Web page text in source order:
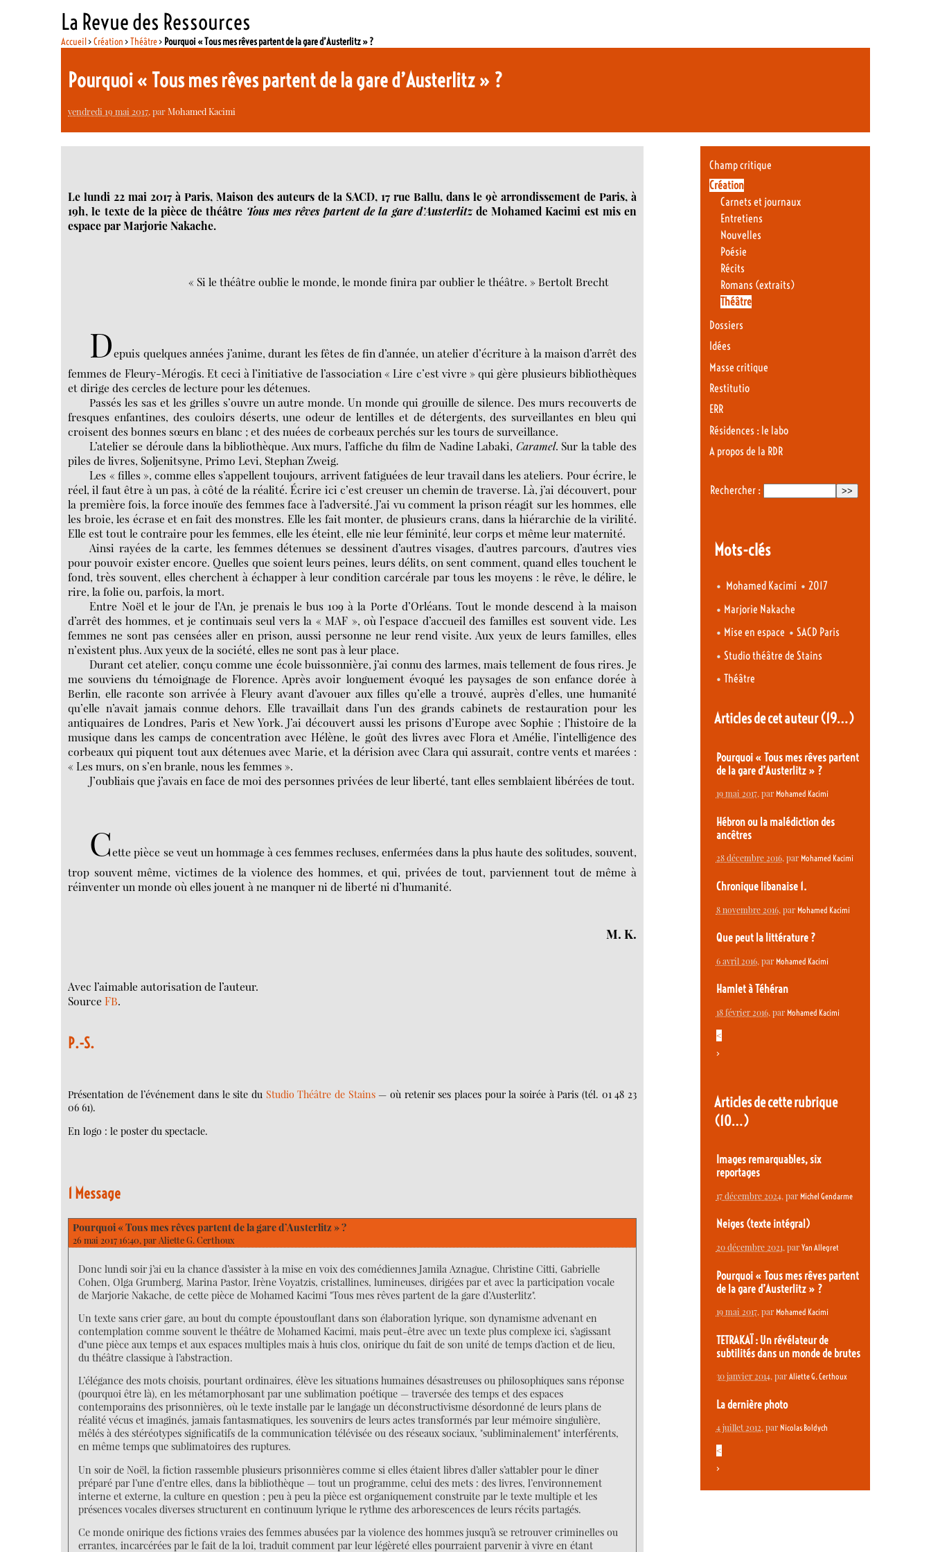
La Revue des Ressources
Accueil>Création >Théâtre> Pourquoi « Tous mes rêves partent de la gare d’Austerlitz » ?
Pourquoi « Tous mes rêves partent de la gare d’Austerlitz » ?
vendredi 19 mai 2017, parMohamed Kacimi
Le lundi 22 mai 2017 à Paris, Maison des auteurs de la SACD, 17 rue Ballu, dans le 9è arrondissement de Paris, à
19h, le texte de la pièce de théâtre Tous mes rêves partent de la gare d’Austerlitzde Mohamed Kacimi est mis en
espace par Marjorie Nakache.
« Si le théâtre oublie le monde, le monde finira par oublier le théâtre. » Bertolt Brecht
Depuis quelques années j’anime, durant les fêtes de fin d’année, un atelier d’écriture à la maison d’arrêt des
femmes de Fleury-Mérogis. Et ceci à l’initiative de l’association « Lire c’est vivre » qui gère plusieurs bibliothèques
et dirige des cercles de lecture pour les détenues.
Passés les sas et les grilles s’ouvre un autre monde. Un monde qui grouille de silence. Des murs recouverts de
fresques enfantines, des couloirs déserts, une odeur de lentilles et de détergents, des surveillantes en bleu qui
croisent des bonnes sœurs en blanc ; et des nuées de corbeaux perchés sur les tours de surveillance.
L’atelier se déroule dans la bibliothèque. Aux murs, l’affiche du film de Nadine Labaki, Caramel. Sur la table des
piles de livres, Soljenitsyne, Primo Levi, Stephan Zweig.
Les « filles », comme elles s’appellent toujours, arrivent fatiguées de leur travail dans les ateliers. Pour écrire, le
réel, il faut être à un pas, à côté de la réalité. Écrire ici c’est creuser un chemin de traverse. Là, j’ai découvert, pour
la première fois, la force inouïe des femmes face à l’adversité. J’ai vu comment la prison réagit sur les hommes, elle
les broie, les écrase et en fait des monstres. Elle les fait monter, de plusieurs crans, dans la hiérarchie de la virilité.
Elle est tout le contraire pour les femmes, elle les éteint, elle nie leur féminité, leur corps et même leur maternité.
Ainsi rayées de la carte, les femmes détenues se dessinent d’autres visages, d’autres parcours, d’autres vies
pour pouvoir exister encore. Quelles que soient leurs peines, leurs délits, on sent comment, quand elles touchent le
fond, très souvent, elles cherchent à échapper à leur condition carcérale par tous les moyens : le rêve, le délire, le
rire, la folie ou, parfois, la mort.
Entre Noël et le jour de l’An, je prenais le bus 109 à la Porte d’Orléans. Tout le monde descend à la maison
d’arrêt des hommes, et je continuais seul vers la « MAF », où l’espace d’accueil des familles est souvent vide. Les
femmes ne sont pas censées aller en prison, aussi personne ne leur rend visite. Aux yeux de leurs familles, elles
n’existent plus. Aux yeux de la société, elles ne sont pas à leur place.
Durant cet atelier, conçu comme une école buissonnière, j’ai connu des larmes, mais tellement de fous rires. Je
me souviens du témoignage de Florence. Après avoir longuement évoqué les paysages de son enfance dorée à
Berlin, elle raconte son arrivée à Fleury avant d’avouer aux filles qu’elle a trouvé, auprès d’elles, une humanité
qu’elle n’avait jamais connue dehors. Elle travaillait dans l’un des grands cabinets de restauration pour les
antiquaires de Londres, Paris et New York. J’ai découvert aussi les prisons d’Europe avec Sophie ; l’histoire de la
musique dans les camps de concentration avec Hélène, le goût des livres avec Flora et Amélie, l’intelligence des
corbeaux qui piquent tout aux détenues avec Marie, et la dérision avec Clara qui assurait, contre vents et marées :
« Les murs, on s’en branle, nous les femmes ».
J’oubliais que j’avais en face de moi des personnes privées de leur liberté, tant elles semblaient libérées de tout.
Cette pièce se veut un hommage à ces femmes recluses, enfermées dans la plus haute des solitudes, souvent,
trop souvent même, victimes de la violence des hommes, et qui, privées de tout, parviennent tout de même à
réinventer un monde où elles jouent à ne manquer ni de liberté ni d’humanité.
M. K.
Avec l’aimable autorisation de l’auteur.
SourceFB.
P.-S.
Présentation de l’événement dans le site du Studio Théâtre de Stains— où retenir ses places pour la soirée à Paris (tél. 01 48 23
06 61).
En logo : le poster du spectacle.
1 Message
Pourquoi « Tous mes rêves partent de la gare d’Austerlitz » ?
26 mai 2017 16:40, parAliette G. Certhoux
Donc lundi soir j’ai eu la chance d’assister à la mise en voix des comédiennes Jamila Aznague, Christine Citti, Gabrielle
Cohen, Olga Grumberg, Marina Pastor, Irène Voyatzis, cristallines, lumineuses, dirigées par et avec la participation vocale
de Marjorie Nakache, de cette pièce de Mohamed Kacimi "Tous mes rêves partent de la gare d’Austerlitz".
Un texte sans crier gare, au bout du compte époustouflant dans son élaboration lyrique, son dynamisme advenant en
contemplation comme souvent le théâtre de Mohamed Kacimi, mais peut-être avec un texte plus complexe ici, s’agissant
d"une pièce aux temps et aux espaces multiples mais à huis clos, onirique du fait de son unité de temps d’action et de lieu,
du théâtre classique à l’abstraction.
L’élégance des mots choisis, pourtant ordinaires, élève les situations humaines désastreuses ou philosophiques sans réponse
(pourquoi être là), en les métamorphosant par une sublimation poétique — traversée des temps et des espaces
contemporains des prisonnières, où le texte installe par le langage un déconstructivisme désordonné de leurs plans de
réalité vécus et imaginés, jamais fantasmatiques, les souvenirs de leurs actes transformés par leur mémoire singulière,
mêlés à des stéréotypes significatifs de la communication télévisée ou des réseaux sociaux, "subliminalement" interférents,
en même temps que sublimatoires des ruptures.
Un soir de Noël, la fiction rassemble plusieurs prisonnières comme si elles étaient libres d’aller s’attabler pour le dîner
préparé par l’une d’entre elles, dans la bibliothèque — tout un programme, celui des mets : des livres, l’environnement
interne et externe, la culture en question ; peu à peu la pièce est organiquement construite par le texte multiple et les
présences vocales diverses structurent en continuum lyrique le rythme des arborescences de leurs récits partagés.
Ce monde onirique des fictions vraies des femmes abusées par la violence des hommes jusqu’à se retrouver criminelles ou
errantes, incarcérées par le fait de la loi, traduit comment par leur légèreté elles pourraient parvenir à vivre en étant
Champ critique
Création
Carnets et journaux
Entretiens
Nouvelles
Poésie
Récits
Romans (extraits)
Théâtre
Dossiers
Idées
Masse critique
Restitutio
ERR
Résidences : le labo
A propos de la RDR
Rechercher :
Mots-clés
• Mohamed Kacimi •2017
• Marjorie Nakache
• Mise en espace • SACD Paris
• Studio théâtre de Stains
• Théâtre
Articles de cet auteur(19…)
Pourquoi « Tous mes rêves partent
de la gare d’Austerlitz » ?
19 mai 2017, par Mohamed Kacimi
Hébron ou la malédiction des
ancêtres
28 décembre 2016, par Mohamed Kacimi
Chronique libanaise 1.
8 novembre 2016, par Mohamed Kacimi
Que peut la littérature ?
6 avril 2016, par Mohamed Kacimi
Hamlet à Téhéran
18 février 2016, par Mohamed Kacimi
<
>
Articles de cette rubrique
(10…)
Images remarquables, six
reportages
17 décembre 2024, par Michel Gendarme
Neiges (texte intégral)
20 décembre 2021, par Yan Allegret
Pourquoi « Tous mes rêves partent
de la gare d’Austerlitz » ?
19 mai 2017, par Mohamed Kacimi
TETRAKAÏ : Un révélateur de
subtilités dans un monde de brutes
30 janvier 2014, par Aliette G. Certhoux
La dernière photo
4 juillet 2012, par Nicolas Boldych
<
>